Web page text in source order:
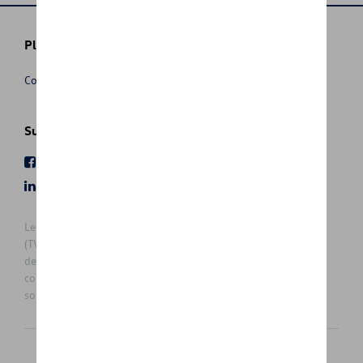
Plus d'informations
Conditions de vente
Suivez nous
Les prix affichés sur le présent site sont des prix recommandés
(TVAc), hors éventuels frais de montage. Pour connaitre le prix
de vente actuel et les éventuels frais de montage, veuillez
contacter votre concessionnaire/agent. Les prix recommandés
sont sujets à des changements sans préavis.